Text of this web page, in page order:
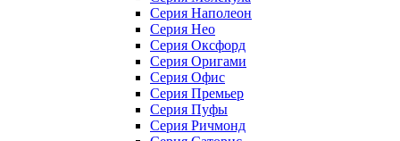
Серия Наполеон
Серия Нео
Серия Оксфорд
Серия Оригами
Серия Офис
Серия Премьер
Серия Пуфы
Серия Ричмонд